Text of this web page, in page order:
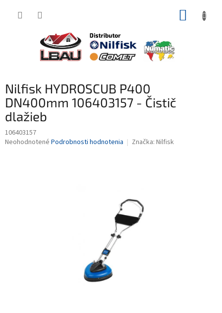
Nilfisk HYDROSCUB P400
DN400mm 106403157 - Čistič
dlažieb
106403157
Priemerné
Neohodnotené Podrobnosti hodnotenia Značka: Nilfisk